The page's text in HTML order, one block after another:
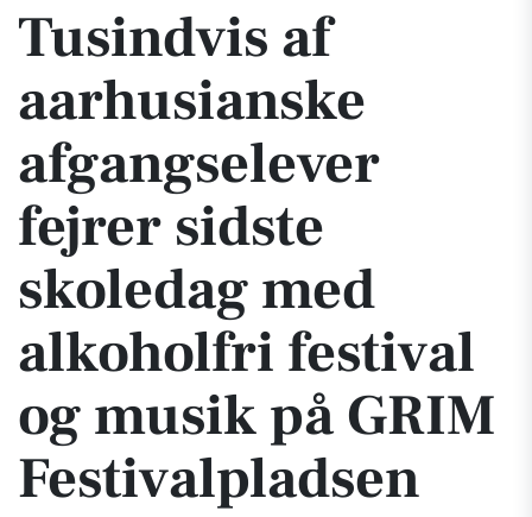
Tusindvis af
aarhusianske
afgangselever
fejrer sidste
skoledag med
alkoholfri festival
og musik på GRIM
Festivalpladsen